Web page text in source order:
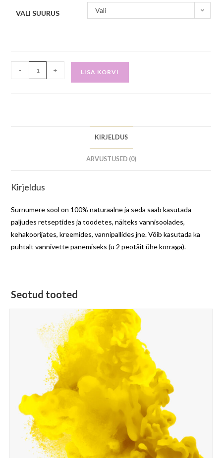
VALI SUURUS Vali
- + LISA KORVI
KIRJELDUS
ARVUSTUSED (0)
Kirjeldus
Surnumere sool on 100% naturaalne ja seda saab kasutada
paljudes retseptides ja toodetes, näiteks vannisoolades,
kehakoorijates, kreemides, vannipallides jne. Võib kasutada ka
puhtalt vannivette panemiseks (u 2 peotäit ühe korraga).
Seotud tooted